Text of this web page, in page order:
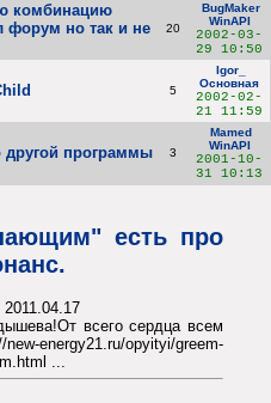
комбинацию
форум но так и не
20
BugMaker
WinAPI
2002-03-
29 10:50
5
Igor_
Основная
2002-02-
21 11:59
другой программы 3
Mamed
WinAPI
2001-10-
31 10:13
есть про
всего сердца всем
energy21.ru/opyityi/greem-
...